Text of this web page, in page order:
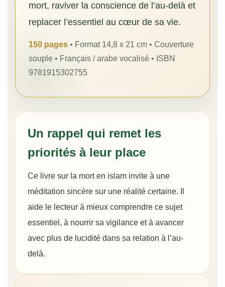
mort, raviver la conscience de l’au-delà et
replacer l’essentiel au cœur de sa vie.
150 pages • Format 14,8 x 21 cm • Couverture
souple • Français / arabe vocalisé • ISBN
9781915302755
Un rappel qui remet les
priorités à leur place
Ce livre sur la mort en islam invite à une
méditation sincère sur une réalité certaine. Il
aide le lecteur à mieux comprendre ce sujet
essentiel, à nourrir sa vigilance et à avancer
avec plus de lucidité dans sa relation à l’au-
delà.